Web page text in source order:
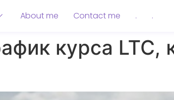
About me Contact me . .
курса LTC,